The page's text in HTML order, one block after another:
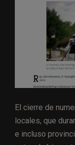
El cierre de
locales, que
e incluso